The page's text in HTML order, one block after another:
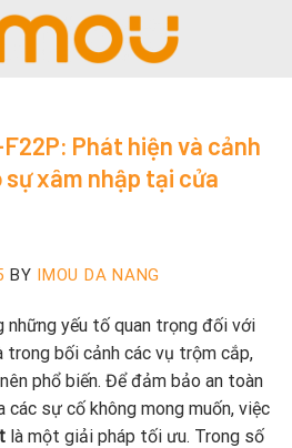
Phát hiện và cảnh
xâm nhập tại cửa
BY IMOU DA NANG
những yếu tố quan trọng đối với
trong bối cảnh các vụ trộm cắp,
phổ biến. Để đảm bảo an toàn
các sự cố không mong muốn, việc
là một giải pháp tối ưu. Trong số